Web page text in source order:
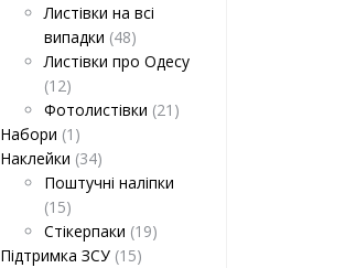
Листівки на всі
випадки (48)
Листівки про Одесу
(12)
Фотолистівки (21)
Набори (1)
Наклейки (34)
Поштучні наліпки
(15)
Стікерпаки (19)
Підтримка ЗСУ (15)